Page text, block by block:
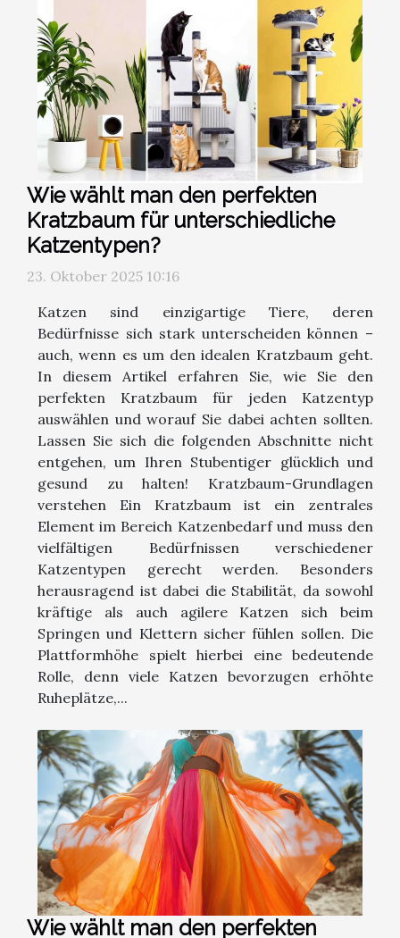
Wie wählt man den perfekten
Kratzbaum für unterschiedliche
Katzentypen?
23. Oktober 2025 10:16
Katzen sind einzigartige Tiere, deren
Bedürfnisse sich stark unterscheiden können –
auch, wenn es um den idealen Kratzbaum geht.
In diesem Artikel erfahren Sie, wie Sie den
perfekten Kratzbaum für jeden Katzentyp
auswählen und worauf Sie dabei achten sollten.
Lassen Sie sich die folgenden Abschnitte nicht
entgehen, um Ihren Stubentiger glücklich und
gesund zu halten! Kratzbaum-Grundlagen
verstehen Ein Kratzbaum ist ein zentrales
Element im Bereich Katzenbedarf und muss den
vielfältigen Bedürfnissen verschiedener
Katzentypen gerecht werden. Besonders
herausragend ist dabei die Stabilität, da sowohl
kräftige als auch agilere Katzen sich beim
Springen und Klettern sicher fühlen sollen. Die
Plattformhöhe spielt hierbei eine bedeutende
Rolle, denn viele Katzen bevorzugen erhöhte
Ruheplätze,...
Wie wählt man den perfekten